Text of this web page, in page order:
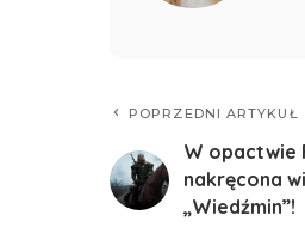
POPRZEDNI ARTYKUŁ
W opactwie
nakręcona
„Wiedźmin”!